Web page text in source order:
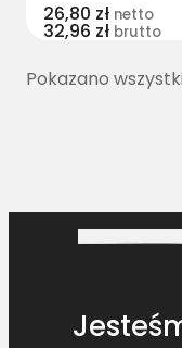
26,80 zł netto
32,96 zł brutto
Pokazano